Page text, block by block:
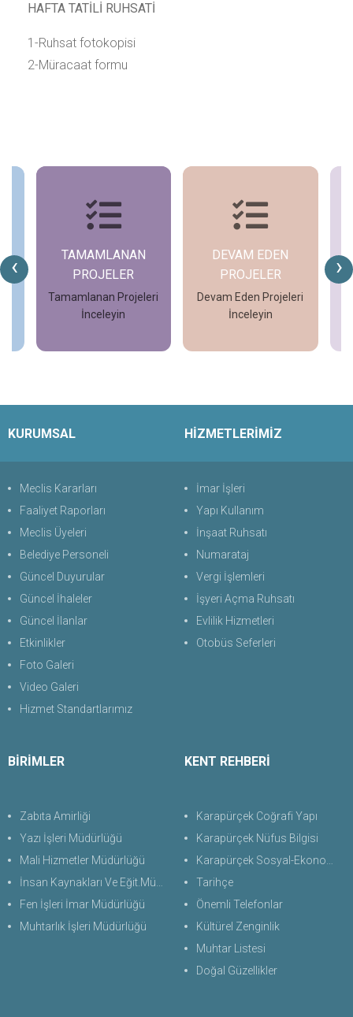
HAFTA TATİLİ RUHSATİ
1-Ruhsat fotokopisi
2-Müracaat formu
‹ ›
TAMAMLANAN
PROJELER
Tamamlanan Projeleri
İnceleyin
İncele
DEVAM EDEN
PROJELER
Devam Eden Projeleri
İnceleyin
İncele
KURUMSAL
Meclis Kararları
Faaliyet Raporları
Meclis Üyeleri
Belediye Personeli
Güncel Duyurular
Güncel İhaleler
Güncel İlanlar
Etkinlikler
Foto Galeri
Video Galeri
Hizmet Standartlarımız
HİZMETLERİMİZ
İmar İşleri
Yapı Kullanım
İnşaat Ruhsatı
Numarataj
Vergi İşlemleri
İşyeri Açma Ruhsatı
Evlilik Hizmetleri
Otobüs Seferleri
BİRİMLER
Zabıta Amirliği
Yazı İşleri Müdürlüğü
Mali Hizmetler Müdürlüğü
İnsan Kaynakları Ve Eğit.Müdürlüğü
Fen İşleri İmar Müdürlüğü
Muhtarlık İşleri Müdürlüğü
KENT REHBERİ
Karapürçek Coğrafi Yapı
Karapürçek Nüfus Bilgisi
Karapürçek Sosyal-Ekonomik Durum
Tarihçe
Önemli Telefonlar
Kültürel Zenginlik
Muhtar Listesi
Doğal Güzellikler